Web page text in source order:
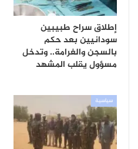
إطلاق سراح طبيبين
سودانيين بعد حكم
بالسجن والغرامة.. وتدخل
مسؤول يقلب المشهد
سياسية